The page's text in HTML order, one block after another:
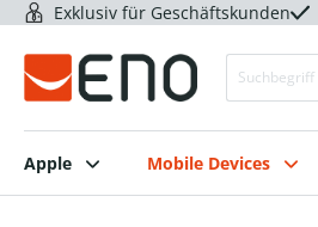
Exklusiv für Geschäftskunden
Apple Mobile Devices